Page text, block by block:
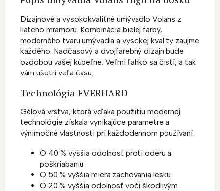
Dizajnové a vysokokvalitné umývadlo Volans z
liateho mramoru. Kombinácia bielej farby,
moderného tvaru umývadla a vysokej kvality zaujme
každého. Nadčasový a dvojfarebný dizajn bude
ozdobou vašej kúpeľne. Veľmi ľahko sa čistí, a tak
vám ušetrí veľa času.
Technológia EVERHARD
Gélová vrstva, ktorá vďaka použitiu modernej
technológie získala vynikajúce parametre a
výnimočné vlastnosti pri každodennom používaní.
O 40 % vyššia odolnosť proti oderu a
poškriabaniu
O 50 % vyššia miera zachovania lesku
O 20 % vyššia odolnosť voči škodlivým